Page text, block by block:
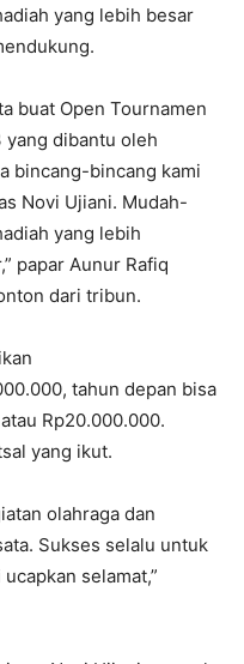
yang lebih besar
buat Open Tournamen
yang dibantu oleh
bincang-bincang kami
Novi Ujiani. Mudah-
yang lebih
papar Aunur Rafiq
dari tribun.
tahun depan bisa
Rp20.000.000.
yang ikut.
olahraga dan
Sukses selalu untuk
selamat,”